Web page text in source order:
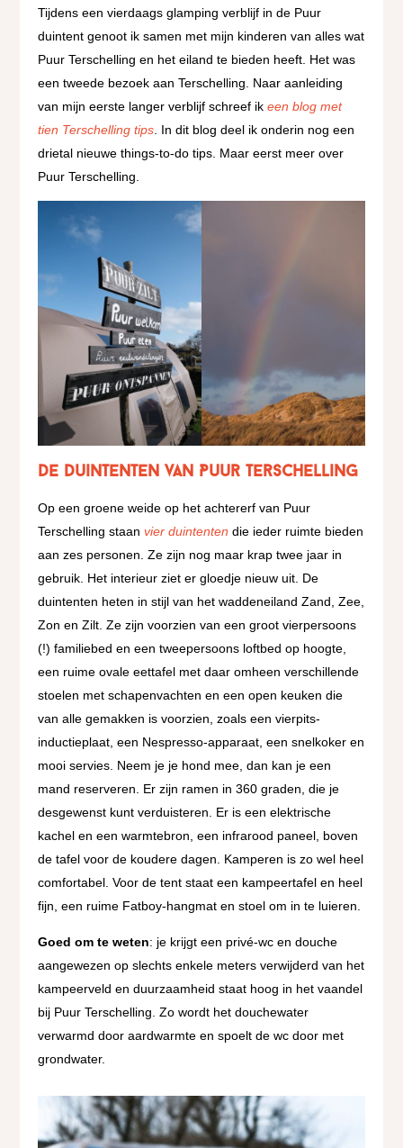
Tijdens een vierdaags glamping verblijf in de Puur
duintent genoot ik samen met mijn kinderen van alles wat
Puur Terschelling en het eiland te bieden heeft. Het was
een tweede bezoek aan Terschelling. Naar aanleiding
van mijn eerste langer verblijf schreef ikeen blog met
tien Terschelling tips . In dit blog deel ik onderin nog een
drietal nieuwe things-to-do tips. Maar eerst meer over
Puur Terschelling.
De duintenten van Puur Terschelling
Op een groene weide op het achtererf van Puur
Terschelling staanvier duintenten die ieder ruimte bieden
aan zes personen. Ze zijn nog maar krap twee jaar in
gebruik. Het interieur ziet er gloedje nieuw uit. De
duintenten heten in stijl van het waddeneiland Zand, Zee,
Zon en Zilt. Ze zijn voorzien van een groot vierpersoons
(!) familiebed en een tweepersoons loftbed op hoogte,
een ruime ovale eettafel met daar omheen verschillende
stoelen met schapenvachten en een open keuken die
van alle gemakken is voorzien, zoals een vierpits-
inductieplaat, een Nespresso-apparaat, een snelkoker en
mooi servies. Neem je je hond mee, dan kan je een
mand reserveren. Er zijn ramen in 360 graden, die je
desgewenst kunt verduisteren. Er is een elektrische
kachel en een warmtebron, een infrarood paneel, boven
de tafel voor de koudere dagen. Kamperen is zo wel heel
comfortabel. Voor de tent staat een kampeertafel en heel
fijn, een ruime Fatboy-hangmat en stoel om in te luieren.
Goed om te weten: je krijgt een privé-wc en douche
aangewezen op slechts enkele meters verwijderd van het
kampeerveld en duurzaamheid staat hoog in het vaandel
bij Puur Terschelling. Zo wordt het douchewater
verwarmd door aardwarmte en spoelt de wc door met
grondwater.